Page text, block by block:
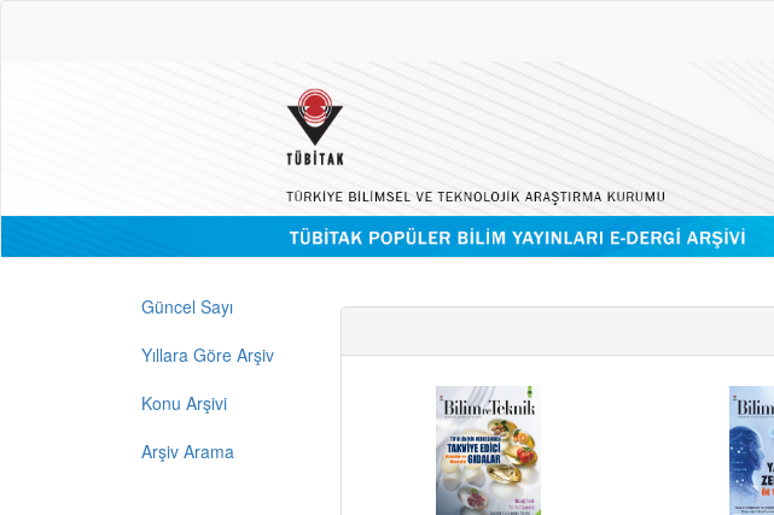
Güncel Sayı
Yıllara Göre Arşiv
Konu Arşivi
Arşiv Arama